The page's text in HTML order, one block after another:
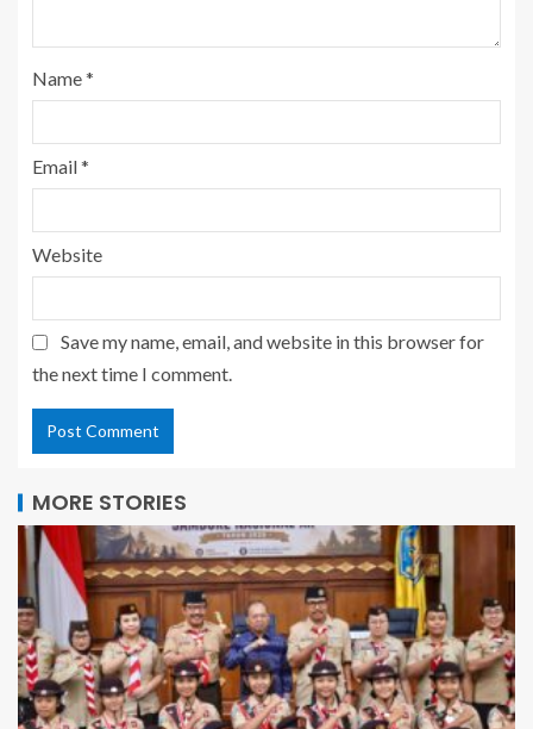
Name*
Email*
Website
Save my name, email, and website in this browser for
the next time I comment.
MORE STORIES